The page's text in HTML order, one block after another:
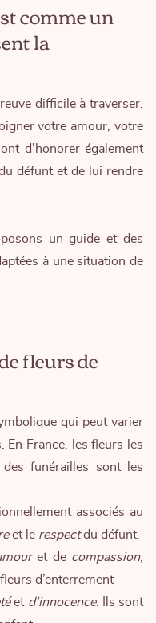
comme un
la
difficile à traverser.
votre amour, votre
d'honorer également
défunt et de lui rendre
un guide et des
à une situation de
fleurs de
qui peut varier
En France, les fleurs les
funérailles sont les
associés au
et le respectdu défunt.
et de compassion,
fleurs d’enterrement
et d'innocence. Ils sont